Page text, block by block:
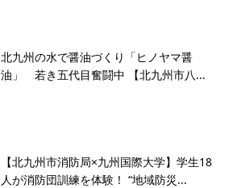
北九州の水で醤油づくり「ヒノヤマ醤
油」 若き五代目奮闘中 【北九州市八...
【北九州市消防局×九州国際大学】学生18
人が消防団訓練を体験！ “地域防災...